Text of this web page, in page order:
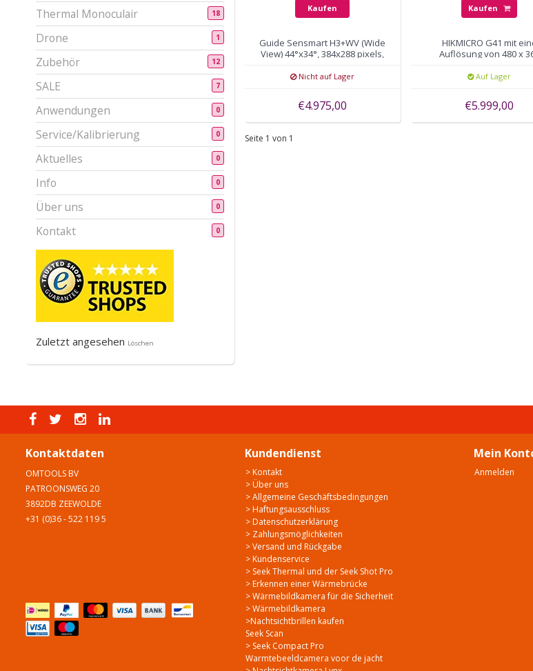
Thermal Monoculair 18
Drone 1
Zubehör 12
SALE 7
Anwendungen 0
Service/Kalibrierung 0
Aktuelles 0
Info 0
Über uns 0
Kontakt 0
Zuletzt angesehen Löschen
Kaufen
Guide Sensmart H3+WV (Wide
View) 44°x34°, 384x288 pixels,
Nicht auf Lager
€4.975,00
Kaufen
HIKMICRO G41 mit
Auflösung von 480 x
Auf Lager
€5.999,00
Seite 1 von 1
Kontaktdaten
OMTOOLS BV
PATROONSWEG 20
3892DB ZEEWOLDE
+31 (0)36 - 522 119 5
Kundendienst
> Kontakt
> Über uns
> Allgemeine Geschäftsbedingungen
> Haftungsausschluss
> Datenschutzerklärung
> Zahlungsmöglichkeiten
> Versand und Rückgabe
> Kundenservice
> Seek Thermal und der Seek Shot Pro
> Erkennen einer Wärmebrücke
> Wärmebildkamera für die Sicherheit
> Wärmebildkamera
>Nachtsichtbrillen kaufen
Seek Scan
> Seek Compact Pro
Warmtebeeldcamera voor de jacht
Mein
Anmelden